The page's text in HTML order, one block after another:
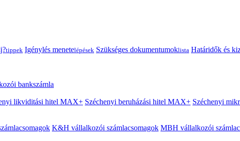
tippek Igénylés menetelépések Szükséges dokumentumoklista Határidők és
bankszámla
likviditási hitel MAX+ Széchenyi beruházási hitel MAX+ Széchenyi
K&H vállalkozói számlacsomagok MBH vállalkozói